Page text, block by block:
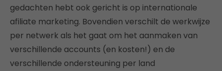
gedachten hebt ook gericht is op internationale
afiliate marketing. Bovendien verschilt de werkwijze
per netwerk als het gaat om het aanmaken van
verschillende accounts (en kosten!) en de
verschillende ondersteuning per land